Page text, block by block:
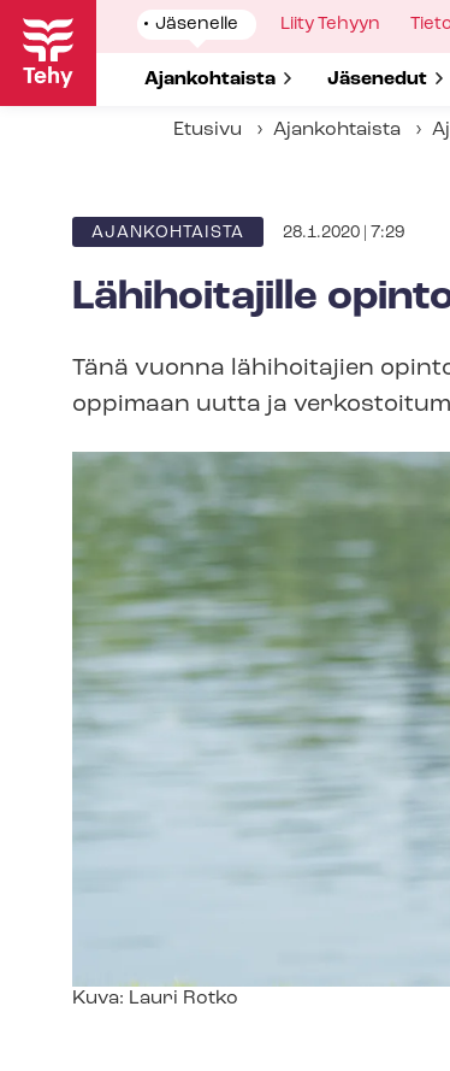
Hyppää
pääsisältöön
Show
submenu
Jäsenelle
Show submenu for
Ajankohtaista Show
Jäsenedut
Show
Liity Tehyyn
Etusivu Ajankohtaista
ARTIKKELIN
AJANKOHTAISTA 28.1.2020 | 7:29
Lähihoitajille
Tänä vuonna lähihoitajien
oppimaan uutta ja
Kuvateksti
Kuva: Lauri Rotko